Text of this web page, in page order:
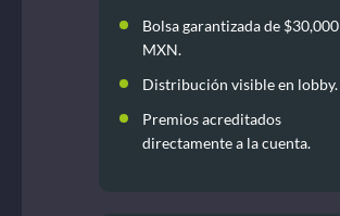
Bolsa garantizada de $30,000
MXN.
Distribución visible en lobby.
Premios acreditados
directamente a la cuenta.